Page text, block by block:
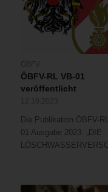
ÖBFV-RL VB-01
veröffentlicht
Die Publikation ÖBFV-
01 Ausgabe 2023: „DIE